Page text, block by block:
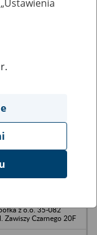
Spółka z o.o./n37-514
z o.o. 35-082
Zawiszy Czarnego 20F